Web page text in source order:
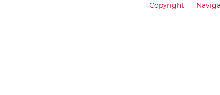
Copyright